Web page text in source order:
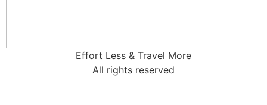
Effort Less & Travel More
All rights reserved